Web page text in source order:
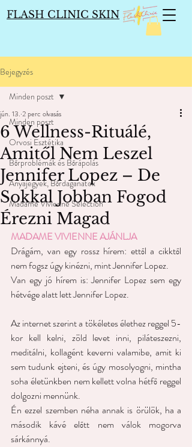
FLASH CLINIC SKIN
Bejegyzés
Minden poszt
Orvosi Esztétika
Bőrproblémák és Bőrápolás
Anyajegyek, Bőrdaganatok
Madame Vivienne Selection
Minden poszt
6 Wellness-Rituálé,
Amitől Nem Leszel
Jennifer Lopez – De
Sokkal Jobban Fogod
Érezni Magad
jún. 13. 2 perc olvasás
MADAME VIVIENNE AJÁNLJA
Drágám, van egy rossz hírem: ettől a cikktől
nem fogsz úgy kinézni, mint Jennifer Lopez.
Van egy jó hírem is: Jennifer Lopez sem egy
hétvége alatt lett Jennifer Lopez.
Az internet szerint a tökéletes élethez reggel 5-
kor kell kelni, zöld levet inni, piláteszezni,
meditálni, kollagént keverni valamibe, amit ki
sem tudunk ejteni, és úgy mosolyogni, mintha
soha életünkben nem kellett volna hétfő reggel
dolgozni mennünk.
Én ezzel szemben néha annak is örülök, ha a
második kávé előtt nem válok mogorva
sárkánnyá.